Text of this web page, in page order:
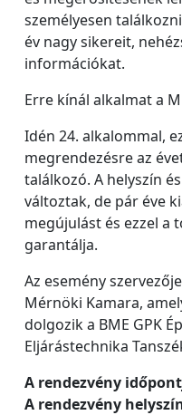
személyesen
év nagy sikereit,
információkat.
Erre kínál alkalmat a
Idén 24. alkalommal,
megrendezésre az
találkozó. A helyszín
változtak, de pár éve
megújulást és ezzel a
garantálja.
Az esemény
Mérnöki Kamara,
dolgozik a BME GPK
Eljárástechnika
A rendezvény
A rendezvény